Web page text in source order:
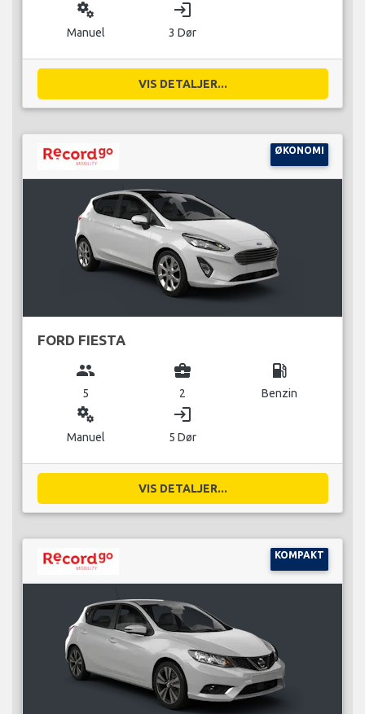
miscellaneous_services
Manuel
login
3 Dør
VIS DETALJER...
ØKONOMI
FORD FIESTA
group
5
business_center
2
local_gas_station
Benzin
miscellaneous_services
Manuel
login
5 Dør
VIS DETALJER...
KOMPAKT